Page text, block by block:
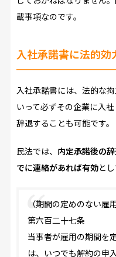
載事項なのです。
入社承諾書に法的効
入社承諾書には、法的な
いって必ずその企業に入
辞退することも可能です。
民法では、 内定承諾後の
でに連絡があれば有効とし
（期間の定めのない雇
第六百二十七条
当事者が雇用の期間を
は、いつでも解約の申